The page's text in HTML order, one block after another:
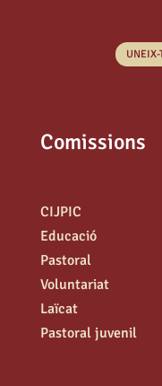
Comissions
CIJPIC
Educació
Pastoral
Voluntariat
Laïcat
Pastoral juvenil